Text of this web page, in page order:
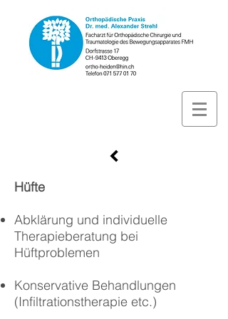
Hüfte
Abklärung und individuelle
Therapieberatung bei
Hüftproblemen
Konservative Behandlungen
(Infiltrationstherapie etc.)